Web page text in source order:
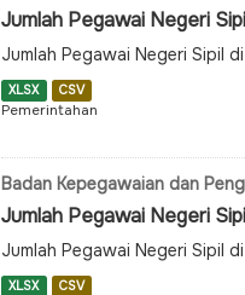
Jumlah Pegawai Negeri
Jumlah Pegawai Negeri Sipil
XLSX CSV
Pemerintahan
Badan Kepegawaian dan
Jumlah Pegawai Negeri
Jumlah Pegawai Negeri Sipil
XLSX CSV